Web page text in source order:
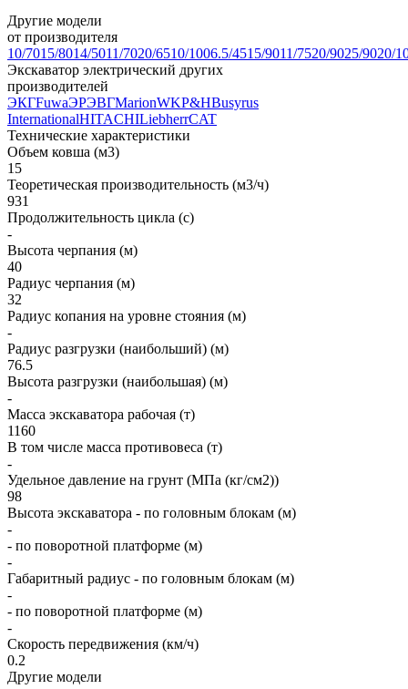
Другие модели
от производителя
10/7015/8014/5011/7020/6510/1006.5/4515/9011/7520/9025/9020/
Экскаватор электрический других
производителей
ЭКГFuwaЭРЭВГMarionWKP&HBusyrus
InternationalHITACHILiebherrCAT
Технические характеристики
Объем ковша (м3)
15
Теоретическая производительность (м3/ч)
931
Продолжительность цикла (с)
-
Высота черпания (м)
40
Радиус черпания (м)
32
Радиус копания на уровне стояния (м)
-
Радиус разгрузки (наибольший) (м)
76.5
Высота разгрузки (наибольшая) (м)
-
Масса экскаватора рабочая (т)
1160
В том числе масса противовеса (т)
-
Удельное давление на грунт (МПа (кг/см2))
98
Высота экскаватора - по головным блокам (м)
-
- по поворотной платформе (м)
-
Габаритный радиус - по головным блокам (м)
-
- по поворотной платформе (м)
-
Скорость передвижения (км/ч)
0.2
Другие модели